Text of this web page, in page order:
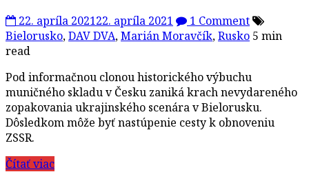
22. apríla 202122. apríla 2021
1 Comment
Bielorusko,DAV DVA,Marián Moravčík,Rusko 5 min
read
Pod informačnou clonou historického výbuchu
muničného skladu v Česku zaniká krach nevydareného
zopakovania ukrajinského scenára v Bielorusku.
Dôsledkom môže byť nastúpenie cesty k obnoveniu
ZSSR.
Čítať viac